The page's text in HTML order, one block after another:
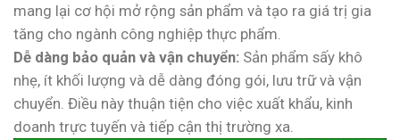
mang lại cơ hội mở rộng sản phẩm và tạo ra giá trị gia
tăng cho ngành công nghiệp thực phẩm.
Dễ dàng bảo quản và vận chuyển: Sản phẩm sấy khô
nhẹ, ít khối lượng và dễ dàng đóng gói, lưu trữ và vận
chuyển. Điều này thuận tiện cho việc xuất khẩu, kinh
doanh trực tuyến và tiếp cận thị trường xa.